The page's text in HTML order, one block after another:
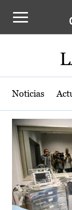
Actualidad
Noticias